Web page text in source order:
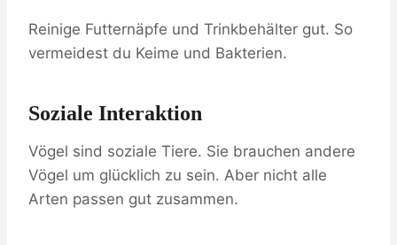
Reinige Futternäpfe und Trinkbehälter gut. So
vermeidest du Keime und Bakterien.
Soziale Interaktion
Vögel sind soziale Tiere. Sie brauchen andere
Vögel um glücklich zu sein. Aber nicht alle
Arten passen gut zusammen.